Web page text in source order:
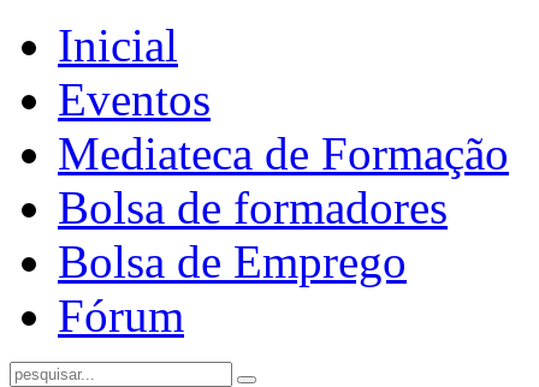
Inicial
Eventos
Mediateca de Formação
Bolsa de formadores
Bolsa de Emprego
Fórum